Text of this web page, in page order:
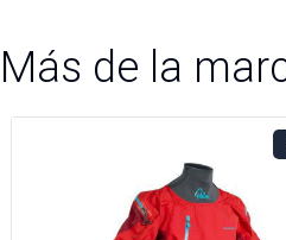
Más de la